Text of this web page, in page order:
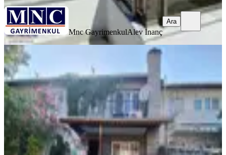
Mnc GayrimenkulAlev İnanç
Ara
KOMBİLİ
Adliye Yanı 2 Katlı Villa
Tekirdağ, Süleymanpaşa
3+1
· 115 m² 01.07.2026
28.500 ₺